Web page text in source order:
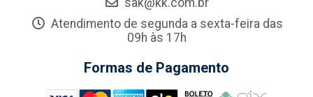
sak@kk.com.br
Atendimento de segunda a sexta-feira das
09h às 17h
Formas de Pagamento